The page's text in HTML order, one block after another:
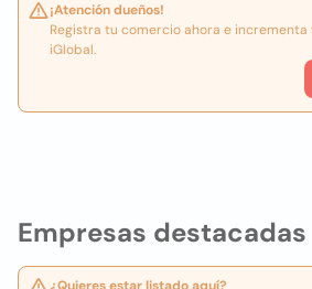
Empresas destacadas
¡Atención dueños!
Registra tu comercio ahora e
iGlobal.